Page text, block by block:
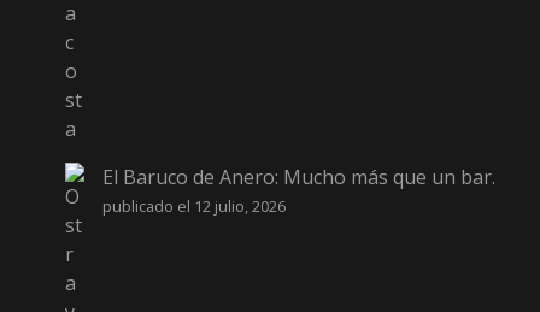
El Baruco de Anero: Mucho más que un bar.
publicado el 12 julio, 2026